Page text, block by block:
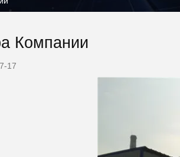
Компании
17